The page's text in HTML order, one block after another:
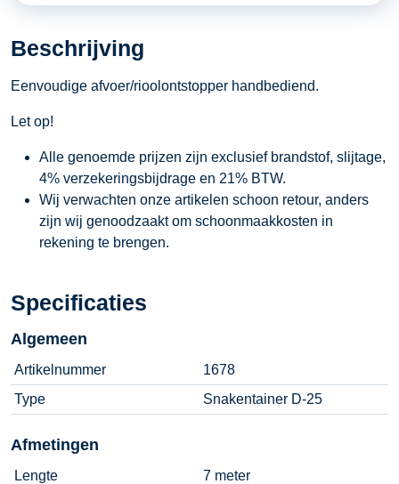
Beschrijving
Eenvoudige afvoer/rioolontstopper handbediend.
Let op!
Alle genoemde prijzen zijn exclusief brandstof, slijtage,
4% verzekeringsbijdrage en 21% BTW.
Wij verwachten onze artikelen schoon retour, anders
zijn wij genoodzaakt om schoonmaakkosten in
rekening te brengen.
Specificaties
Algemeen
Artikelnummer
1678
Type
Snakentainer D-25
Afmetingen
Lengte 7 meter